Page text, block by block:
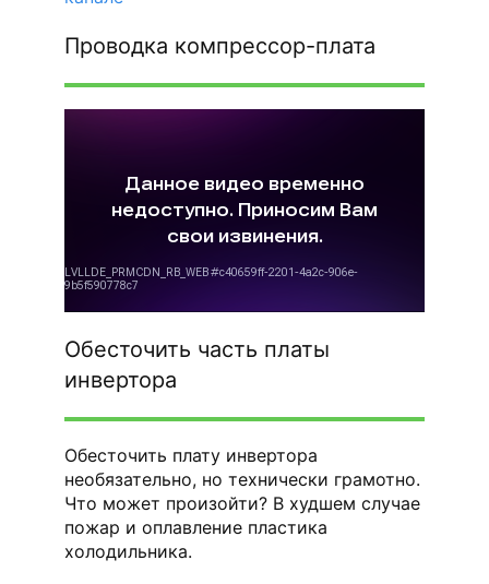
Проводка компрессор-плата
Обесточить часть платы
инвертора
Обесточить плату инвертора
необязательно, но технически грамотно.
Что может произойти? В худшем случае
пожар и оплавление пластика
холодильника.